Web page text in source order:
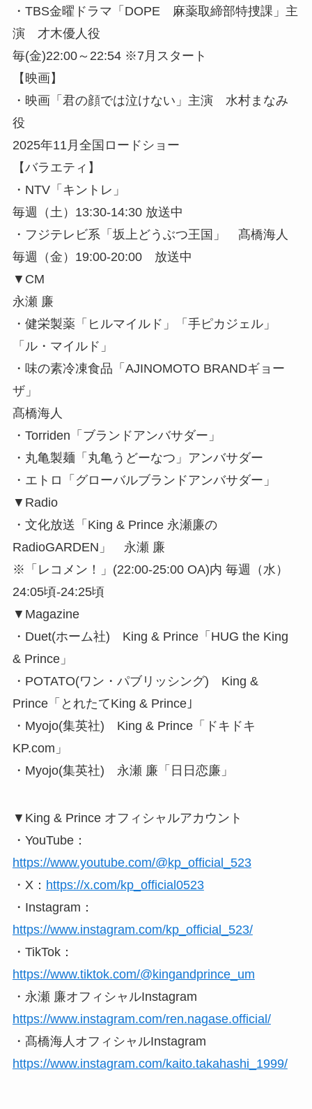
・TBS金曜ドラマ「DOPE 麻薬取締部特捜課」主
演 才木優人役
毎(金)22:00～22:54 ※7月スタート
【映画】
・映画「君の顔では泣けない」主演 水村まなみ
役
2025年11月全国ロードショー
【バラエティ】
・NTV「キントレ」
毎週（土）13:30-14:30 放送中
・フジテレビ系「坂上どうぶつ王国」 髙橋海人
毎週（金）19:00-20:00 放送中
▼CM
永瀬 廉
・健栄製薬「ヒルマイルド」「手ピカジェル」
「ル・マイルド」
・味の素冷凍食品「AJINOMOTO BRANDギョー
ザ」
髙橋海人
・Torriden「ブランドアンバサダー」
・丸亀製麺「丸亀うどーなつ」アンバサダー
・エトロ「グローバルブランドアンバサダー」
▼Radio
・文化放送「King & Prince 永瀬廉の
RadioGARDEN」 永瀬 廉
※「レコメン！」(22:00-25:00 OA)内 毎週（水）
24:05頃-24:25頃
▼Magazine
・Duet(ホーム社) King & Prince「HUG the King
& Prince」
・POTATO(ワン・パブリッシング) King &
Prince「とれたてKing & Prince｣
・Myojo(集英社) King & Prince「ドキドキ
KP.com」
・Myojo(集英社) 永瀬 廉「日日恋廉」
▼King & Prince オフィシャルアカウント
・YouTube：
https://www.youtube.com/@kp_official_523
・X： https://x.com/kp_official0523
・Instagram：
https://www.instagram.com/kp_official_523/
・TikTok：
https://www.tiktok.com/@kingandprince_um
・永瀬 廉オフィシャルInstagram
https://www.instagram.com/ren.nagase.official/
・髙橋海人オフィシャルInstagram
https://www.instagram.com/kaito.takahashi_1999/